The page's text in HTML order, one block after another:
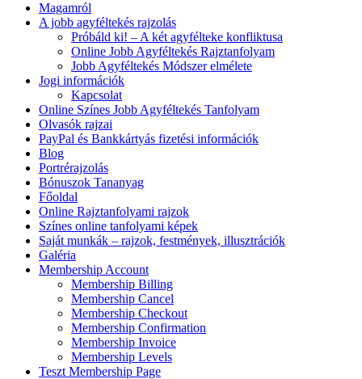
Magamról
A jobb agyféltekés rajzolás
Próbáld ki! – A két agyfélteke konfliktusa
Online Jobb Agyféltekés Rajztanfolyam
Jobb Agyféltekés Módszer elmélete
Jogi információk
Kapcsolat
Online Színes Jobb Agyféltekés Tanfolyam
Olvasók rajzai
PayPal és Bankkártyás fizetési információk
Blog
Portrérajzolás
Bónuszok Tananyag
Főoldal
Online Rajztanfolyami rajzok
Színes online tanfolyami képek
Saját munkák – rajzok, festmények, illusztrációk
Galéria
Membership Account
Membership Billing
Membership Cancel
Membership Checkout
Membership Confirmation
Membership Invoice
Membership Levels
Teszt Membership Page